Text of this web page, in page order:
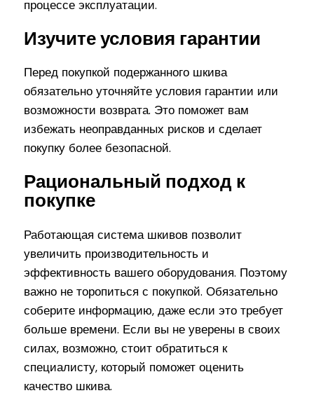
процессе эксплуатации.
Изучите условия гарантии
Перед покупкой подержанного шкива
обязательно уточняйте условия гарантии или
возможности возврата. Это поможет вам
избежать неоправданных рисков и сделает
покупку более безопасной.
Рациональный подход к
покупке
Работающая система шкивов позволит
увеличить производительность и
эффективность вашего оборудования. Поэтому
важно не торопиться с покупкой. Обязательно
соберите информацию, даже если это требует
больше времени. Если вы не уверены в своих
силах, возможно, стоит обратиться к
специалисту, который поможет оценить
качество шкива.